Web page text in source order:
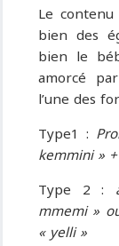
Le
bien des
bien le
amorcé
l’une des
Type1 :
kemmini »
Type 2 :
mmemi »
« yelli »